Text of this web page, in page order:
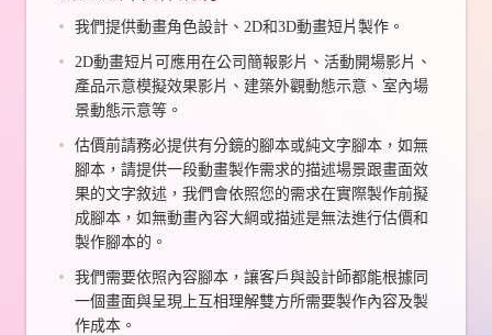
我們提供動畫角色設計、2D和3D動畫短片製作。
2D動畫短片可應用在公司簡報影片、活動開場影片、
產品示意模擬效果影片、建築外觀動態示意、室內場
景動態示意等。
估價前請務必提供有分鏡的腳本或純文字腳本，如無
腳本，請提供一段動畫製作需求的描述場景跟畫面效
果的文字敘述，我們會依照您的需求在實際製作前擬
成腳本，如無動畫內容大綱或描述是無法進行估價和
製作腳本的。
我們需要依照內容腳本，讓客戶與設計師都能根據同
一個畫面與呈現上互相理解雙方所需要製作內容及製
作成本。